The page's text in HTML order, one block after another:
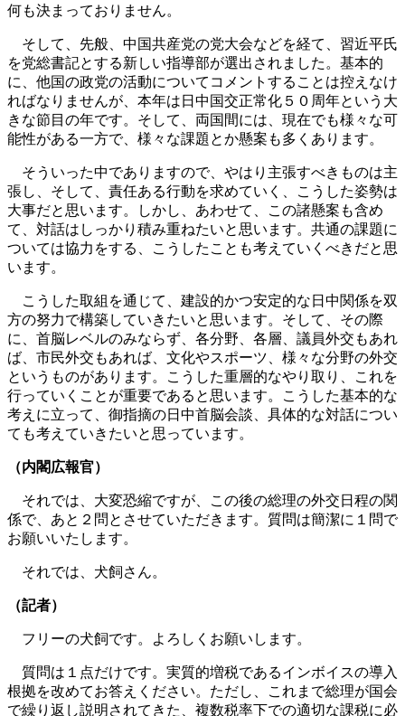
何も決まっておりません。
そして、先般、中国共産党の党大会などを経て、習近平氏
を党総書記とする新しい指導部が選出されました。基本的
に、他国の政党の活動についてコメントすることは控えなけ
ればなりませんが、本年は日中国交正常化５０周年という大
きな節目の年です。そして、両国間には、現在でも様々な可
能性がある一方で、様々な課題とか懸案も多くあります。
そういった中でありますので、やはり主張すべきものは主
張し、そして、責任ある行動を求めていく、こうした姿勢は
大事だと思います。しかし、あわせて、この諸懸案も含め
て、対話はしっかり積み重ねたいと思います。共通の課題に
ついては協力をする、こうしたことも考えていくべきだと思
います。
こうした取組を通じて、建設的かつ安定的な日中関係を双
方の努力で構築していきたいと思います。そして、その際
に、首脳レベルのみならず、各分野、各層、議員外交もあれ
ば、市民外交もあれば、文化やスポーツ、様々な分野の外交
というものがあります。こうした重層的なやり取り、これを
行っていくことが重要であると思います。こうした基本的な
考えに立って、御指摘の日中首脳会談、具体的な対話につい
ても考えていきたいと思っています。
（内閣広報官）
それでは、大変恐縮ですが、この後の総理の外交日程の関
係で、あと２問とさせていただきます。質問は簡潔に１問で
お願いいたします。
それでは、犬飼さん。
（記者）
フリーの犬飼です。よろしくお願いします。
質問は１点だけです。実質的増税であるインボイスの導入
根拠を改めてお答えください。ただし、これまで総理が国会
で繰り返し説明されてきた、複数税率下での適切な課税に必